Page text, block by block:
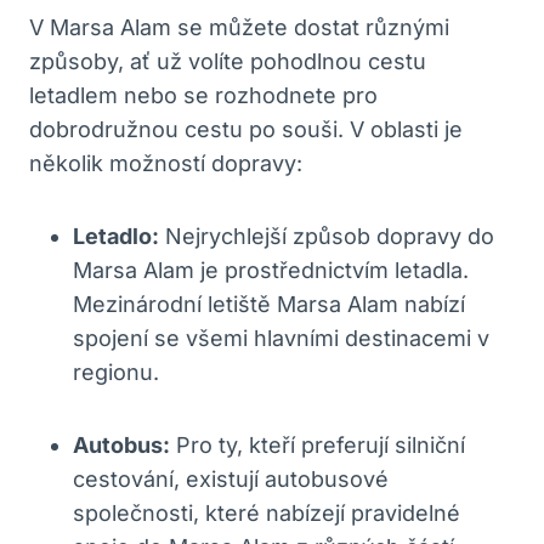
V Marsa Alam se můžete dostat různými
způsoby, ať už volíte pohodlnou cestu
letadlem nebo se rozhodnete pro
dobrodružnou cestu po souši. V oblasti je
několik možností dopravy:
Letadlo: Nejrychlejší způsob dopravy do
Marsa Alam je prostřednictvím letadla.
Mezinárodní letiště Marsa Alam nabízí
spojení se všemi hlavními destinacemi v
regionu.
Autobus: Pro ty, kteří preferují silniční
cestování, existují autobusové
společnosti, které nabízejí pravidelné